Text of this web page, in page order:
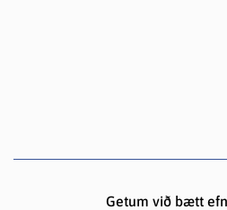
Getum við bætt